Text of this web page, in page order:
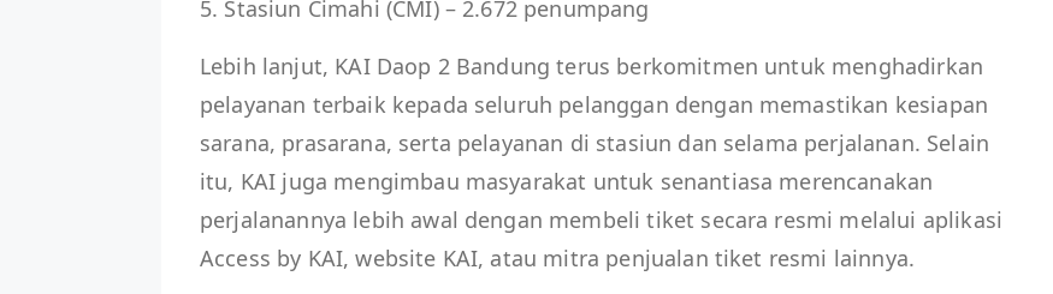
5. Stasiun Cimahi (CMI) – 2.672 penumpang
Lebih lanjut, KAI Daop 2 Bandung terus berkomitmen untuk menghadirkan
pelayanan terbaik kepada seluruh pelanggan dengan memastikan kesiapan
sarana, prasarana, serta pelayanan di stasiun dan selama perjalanan. Selain
itu, KAI juga mengimbau masyarakat untuk senantiasa merencanakan
perjalanannya lebih awal dengan membeli tiket secara resmi melalui aplikasi
Access by KAI, website KAI, atau mitra penjualan tiket resmi lainnya.